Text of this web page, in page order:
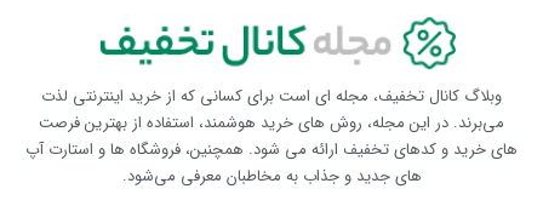
وبلاگ کانال تخفیف، مجله ای است برای کسانی که از خرید اینترنتی لذت
می‌برند. در این مجله، روش های خرید هوشمند، استفاده از بهترین فرصت
های خرید و کدهای تخفیف ارائه می شود. همچنین، فروشگاه ها و استارت آپ
های جدید و جذاب به مخاطبان معرفی می‌شود.